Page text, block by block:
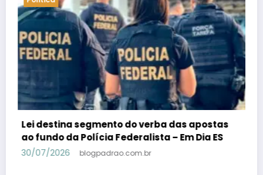
PSB confirma Geraldo Alckmin porquê
candidato a vice-presidente na fórmula com
Lula – Em Dia ES